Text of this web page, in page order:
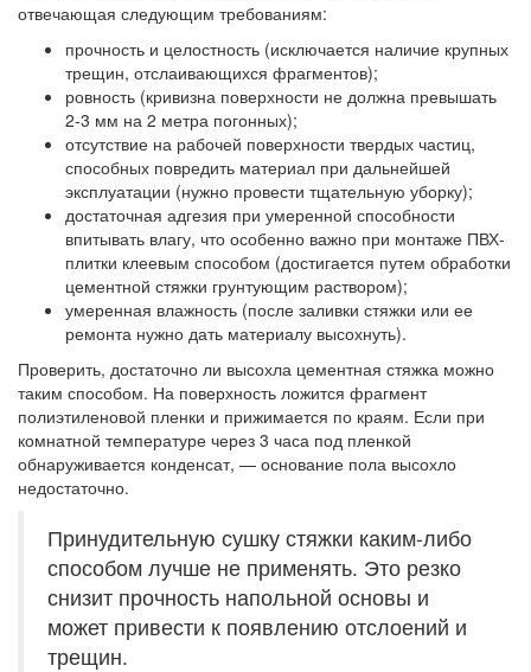
отвечающая следующим требованиям:
прочность и целостность (исключается наличие крупных
трещин, отслаивающихся фрагментов);
ровность (кривизна поверхности не должна превышать
2-3 мм на 2 метра погонных);
отсутствие на рабочей поверхности твердых частиц,
способных повредить материал при дальнейшей
эксплуатации (нужно провести тщательную уборку);
достаточная адгезия при умеренной способности
впитывать влагу, что особенно важно при монтаже ПВХ-
плитки клеевым способом (достигается путем обработки
цементной стяжки грунтующим раствором);
умеренная влажность (после заливки стяжки или ее
ремонта нужно дать материалу высохнуть).
Проверить, достаточно ли высохла цементная стяжка можно
таким способом. На поверхность ложится фрагмент
полиэтиленовой пленки и прижимается по краям. Если при
комнатной температуре через 3 часа под пленкой
обнаруживается конденсат, — основание пола высохло
недостаточно.
Принудительную сушку стяжки каким-либо
способом лучше не применять. Это резко
снизит прочность напольной основы и
может привести к появлению отслоений и
трещин.